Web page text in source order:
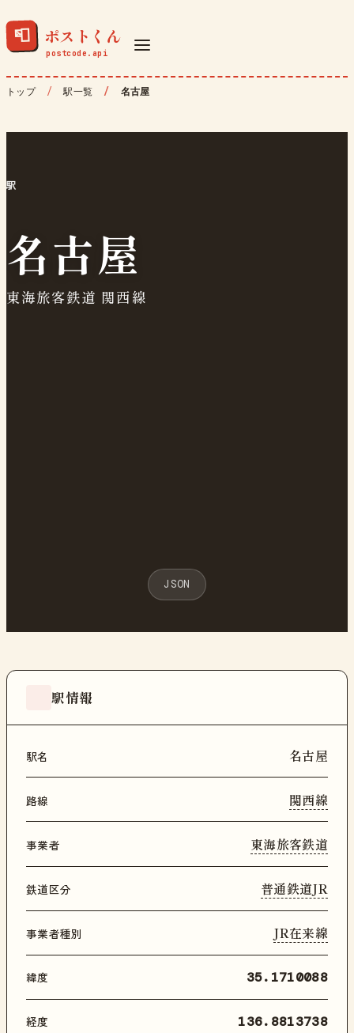
📮 ポストくん
トップ 駅一覧 名古屋
駅
名古屋
東海旅客鉄道 関西線
JSON
駅情報
駅名 名古屋
路線 関西線
事業者 東海旅客鉄道
鉄道区分 普通鉄道JR
事業者種別 JR在来線
緯度 35.1710088
経度 136.8813738